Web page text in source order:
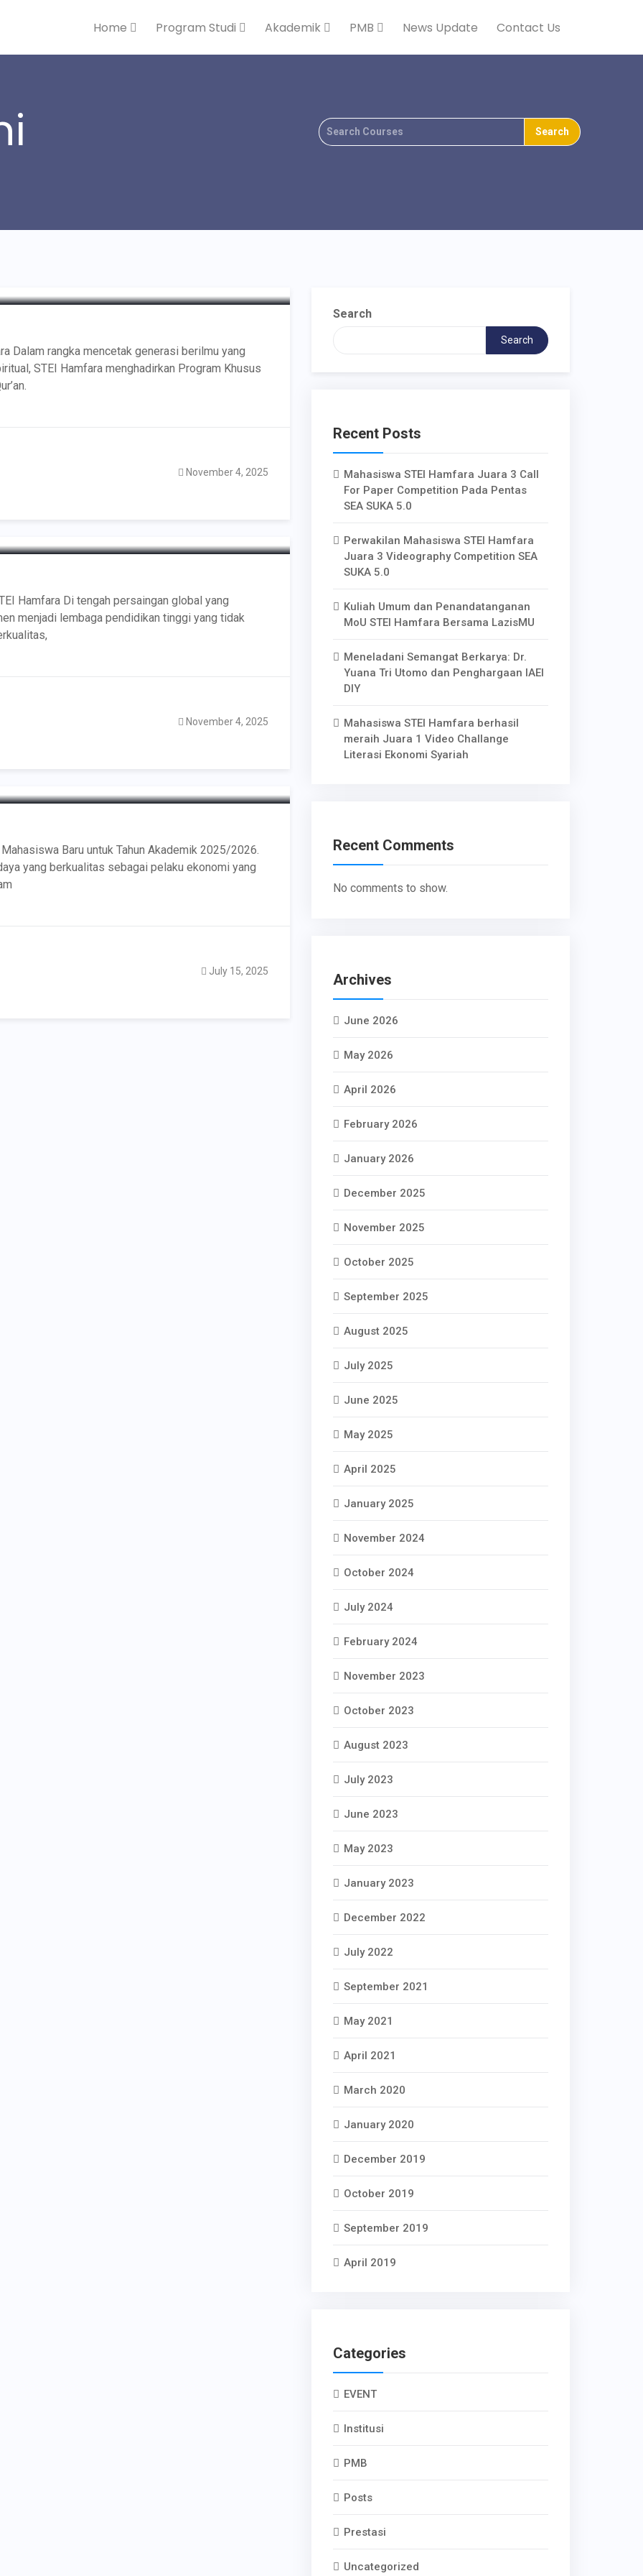
Home Program Studi Akademik PMB News Update Contact Us
Dalam rangka mencetak generasi berilmu yang
STEI Hamfara menghadirkan Program Khusus
November 4, 2025
Berprestasi di STEI
Hamfara Di tengah persaingan global yang
menjadi lembaga pendidikan tinggi yang tidak
November 4, 2025
STEI Hamfara
Baru untuk Tahun Akademik 2025/2026.
yang berkualitas sebagai pelaku ekonomi yang
July 15, 2025
Search
Search
Recent Posts
Mahasiswa STEI Hamfara Juara 3 Call
For Paper Competition Pada Pentas
SEA SUKA 5.0
Perwakilan Mahasiswa STEI Hamfara
Juara 3 Videography Competition SEA
SUKA 5.0
Kuliah Umum dan Penandatanganan
MoU STEI Hamfara Bersama LazisMU
Meneladani Semangat Berkarya: Dr.
Yuana Tri Utomo dan Penghargaan IAEI
DIY
Mahasiswa STEI Hamfara berhasil
meraih Juara 1 Video Challange
Literasi Ekonomi Syariah
Recent Comments
No comments to show.
Archives
June 2026
May 2026
April 2026
February 2026
January 2026
December 2025
November 2025
October 2025
September 2025
August 2025
July 2025
June 2025
May 2025
April 2025
January 2025
November 2024
October 2024
July 2024
February 2024
November 2023
October 2023
August 2023
July 2023
June 2023
May 2023
January 2023
December 2022
July 2022
September 2021
May 2021
April 2021
March 2020
January 2020
December 2019
October 2019
September 2019
April 2019
Categories
EVENT
Institusi
PMB
Posts
Prestasi
Uncategorized